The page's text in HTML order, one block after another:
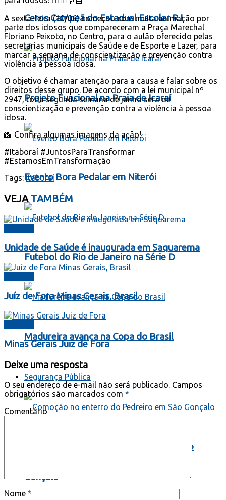
Ceros Campeã do Estadual Escolar RJ
Projeto Funcional na Praia de Icaraí
Evento Bora Pedalar em Niterói
Futebol do Rio de Janeiro na Série D
Madureira avança na Copa do Brasil
Segurança Pública
Comoção no enterro do Pedreiro em São
Gonçalo
A sexta-feira (10/06) começou com muita animação por
parte dos idosos que compareceram a Praça Marechal
Floriano Peixoto, no Centro, para o aulão oferecido pelas
secretarias municipais de Saúde e de Esporte e Lazer, para
marcar a semana de conscientização e prevenção contra
violência à pessoa idosa.
O objetivo é chamar atenção para a causa e falar sobre os
direitos desse grupo. De acordo com a lei municipal nº
2947, toda segunda semana de junho será de
conscientização e prevenção contra a violência à pessoa
idosa.
📸 Confira algumas imagens da ação!
#Itaboraí #JuntosParaTransformar
#EstamosEmTransformação
Tags: Itaboraí
VEJATAMBÉM
Unidade de Saúde é inaugurada em Saquarema
Juíz de Fora Minas Gerais, Brasil
Minas Gerais Juiz de Fora
Deixe uma resposta
O seu endereço de e-mail não será publicado. Campos
obrigatórios são marcados com *
Comentário
Nome *